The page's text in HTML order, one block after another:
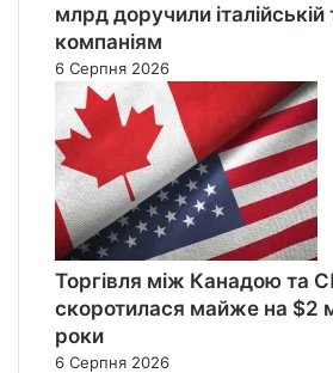
млрд доручили італійській
компаніям
6 Серпня 2026
Торгівля між Канадою та
скоротилася майже на $2
роки
6 Серпня 2026